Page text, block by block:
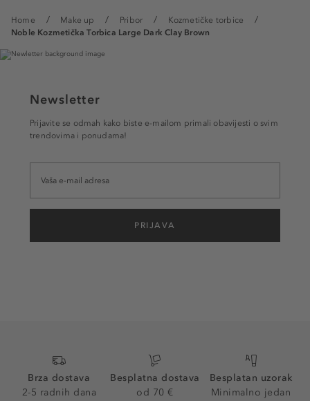
Home Make up Pribor
Kozmetičke torbice
Noble Kozmetička Torbica Large Dark Clay Brown
Newsletter
Prijavite se odmah kako biste e-mailom primali obavijesti o svim
trendovima i ponudama!
PRIJAVA
Brza dostava
2-5 radnih dana
Besplatna dostava
od 70 €
Besplatan uzorak
Minimalno jedan